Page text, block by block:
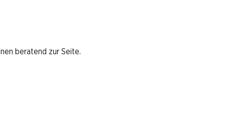
beratend zur Seite.